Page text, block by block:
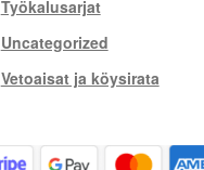
Työkalusarjat
Uncategorized
Vetoaisat ja köysirata